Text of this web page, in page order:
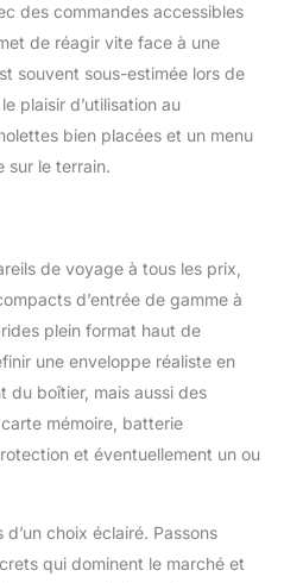
des commandes accessibles
de réagir vite face à une
souvent sous-estimée lors de
plaisir d’utilisation au
bien placées et un menu
sur le terrain.
de voyage à tous les prix,
d’entrée de gamme à
plein format haut de
une enveloppe réaliste en
du boîtier, mais aussi des
mémoire, batterie
et éventuellement un ou
choix éclairé. Passons
qui dominent le marché et